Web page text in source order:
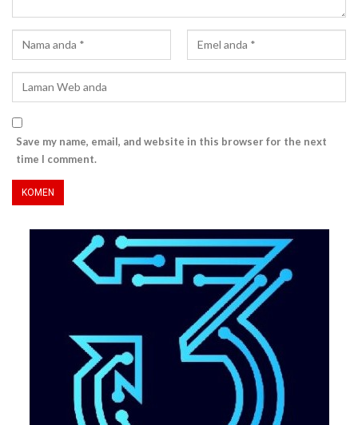
Save my name, email, and website in this browser for the next
time I comment.